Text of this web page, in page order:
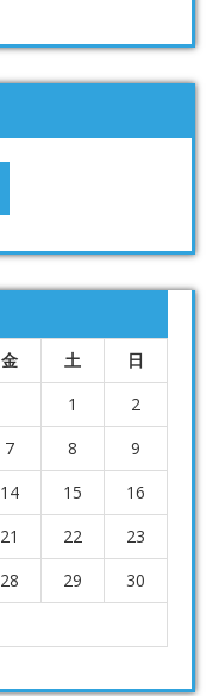
金 土
日
1
2
7 8
9
14 15
16
21 22
23
28 29
30